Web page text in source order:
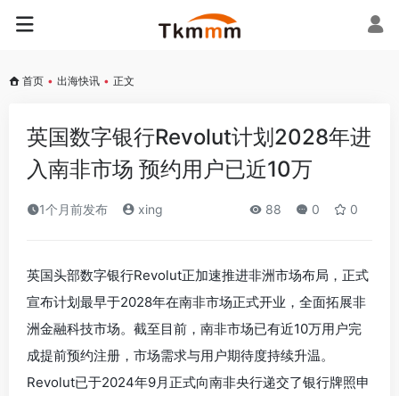
首页 • 出海快讯 • 正文
英国数字银行Revolut计划2028年进
入南非市场 预约用户已近10万
1个月前发布 xing 88 0 0
英国头部数字银行Revolut正加速推进非洲市场布局，正式
宣布计划最早于2028年在南非市场正式开业，全面拓展非
洲金融科技市场。截至目前，南非市场已有近10万用户完
成提前预约注册，市场需求与用户期待度持续升温。
Revolut已于2024年9月正式向南非央行递交了银行牌照申